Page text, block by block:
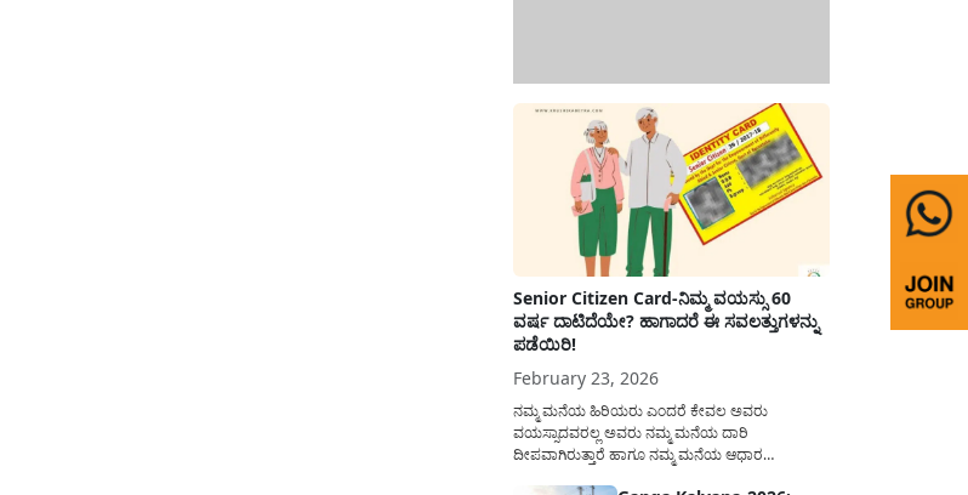
Senior Citizen Card-ನಿಮ್ಮ ವಯಸ್ಸು 60
ವರ್ಷ ದಾಟಿದೆಯೇ? ಹಾಗಾದರೆ ಈ ಸವಲತ್ತುಗಳನ್ನು
ಪಡೆಯಿರಿ!
February 23, 2026
ನಮ್ಮ ಮನೆಯ ಹಿರಿಯರು ಎಂದರೆ ಕೇವಲ ಅವರು
ವಯಸ್ಸಾದವರಲ್ಲ ಅವರು ನಮ್ಮ ಮನೆಯ ದಾರಿ
ದೀಪವಾಗಿರುತ್ತಾರೆ ಹಾಗೂ ನಮ್ಮ ಮನೆಯ ಆಧಾರ